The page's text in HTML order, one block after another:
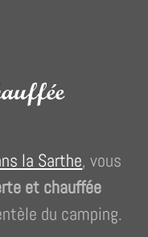
la Sarthe, vous
et chauffée
du camping.